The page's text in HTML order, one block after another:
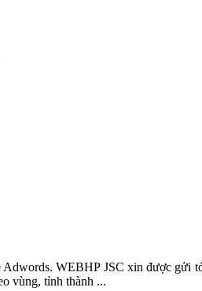
WEBHP JSC xin được gửi
vùng, tỉnh thành ...